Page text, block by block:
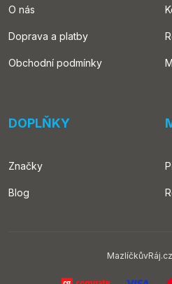
O nás
Doprava a platby
Obchodní podmínky
DOPLŇKY
Značky
Blog